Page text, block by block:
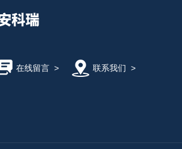
在线留言> 联系我们 >